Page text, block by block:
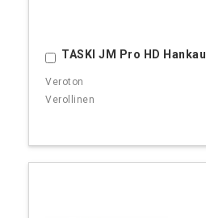
TASKI JM Pro HD
Ostoskoriin